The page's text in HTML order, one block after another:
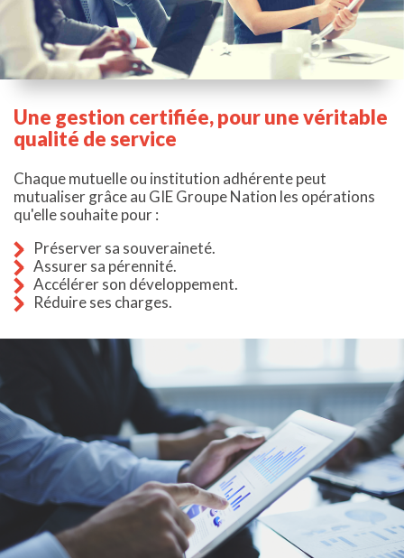
Une gestion certifiée, pour une véritable
qualité de service
Chaque mutuelle ou institution adhérente peut
mutualiser grâce au GIE Groupe Nation les opérations
qu'elle souhaite pour :
Préserver sa souveraineté.
Assurer sa pérennité.
Accélérer son développement.
Réduire ses charges.